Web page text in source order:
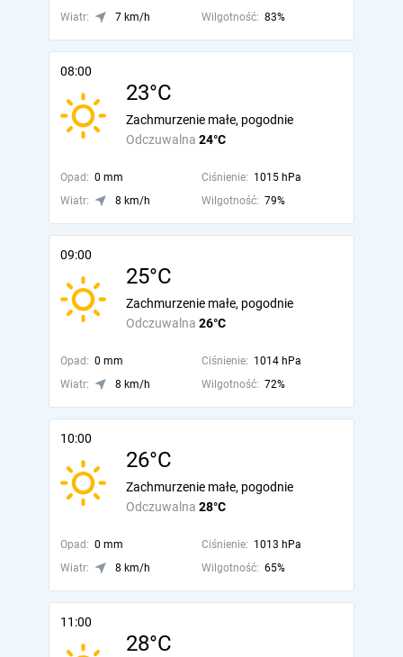
Wiatr: 7 km/h Wilgotność: 83%
08:00
23°C
Odczuwalna 24°C
Zachmurzenie małe, pogodnie
Opad: 0 mm Ciśnienie: 1015 hPa
Wiatr:
8 km/h Wilgotność: 79%
09:00
25°C
Odczuwalna 26°C
Zachmurzenie małe, pogodnie
Opad: 0 mm Ciśnienie: 1014 hPa
Wiatr:
8 km/h Wilgotność: 72%
10:00
26°C
Odczuwalna 28°C
Zachmurzenie małe, pogodnie
Opad: 0 mm Ciśnienie: 1013 hPa
Wiatr:
8 km/h Wilgotność: 65%
11:00
28°C